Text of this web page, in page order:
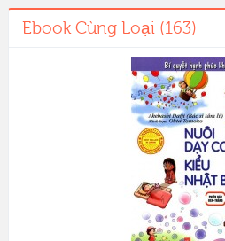
Ebook Cùng Loại (163)